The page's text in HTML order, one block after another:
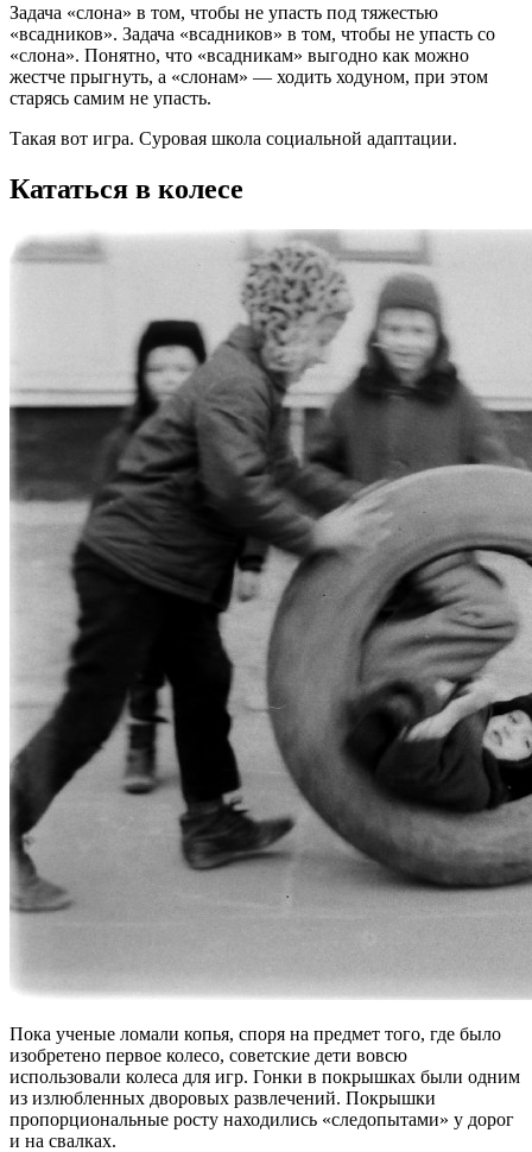
Задача «слона» в том, чтобы не упасть под тяжестью
«всадников». Задача «всадников» в том, чтобы не упасть со
«слона». Понятно, что «всадникам» выгодно как можно
жестче прыгнуть, а «слонам» — ходить ходуном, при этом
старясь самим не упасть.
Такая вот игра. Суровая школа социальной адаптации.
Кататься в колесе
Пока ученые ломали копья, споря на предмет того, где было
изобретено первое колесо, советские дети вовсю
использовали колеса для игр. Гонки в покрышках были одним
из излюбленных дворовых развлечений. Покрышки
пропорциональные росту находились «следопытами» у дорог
и на свалках.